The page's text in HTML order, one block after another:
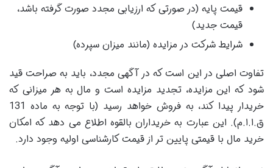
قیمت پایه (در صورتی که ارزیابی مجدد صورت گرفته باشد،
قیمت جدید)
شرایط شرکت در مزایده (مانند میزان سپرده)
تفاوت اصلی در این است که در آگهی مجدد، باید به صراحت قید
شود که این مزایده، تجدید مزایده است و مال به هر میزانی که
خریدار پیدا کند، به فروش خواهد رسید (با توجه به ماده 131
ق.ا.ا.م). این عبارت به خریداران بالقوه اطلاع می دهد که امکان
خرید مال با قیمتی پایین تر از قیمت کارشناسی اولیه وجود دارد.